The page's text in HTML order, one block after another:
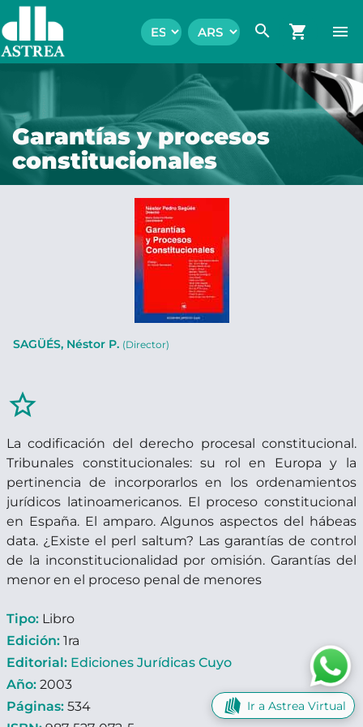
search shopping_cart menu
Garantías y procesos
constitucionales
SAGÜÉS, Néstor P. (Director)
star_border
La codificación del derecho procesal constitucional.
Tribunales constitucionales: su rol en Europa y la
pertinencia de incorporarlos en los ordenamientos
jurídicos latinoamericanos. El proceso constitucional
en España. El amparo. Algunos aspectos del hábeas
data. ¿Existe el perl saltum? Las garantías de control
de la inconstitucionalidad por omisión. Garantías del
menor en el proceso penal de menores
Tipo: Libro
Edición: 1ra
Editorial: Ediciones Jurídicas Cuyo
Año: 2003
Páginas: 534
Ir a Astrea Virtual